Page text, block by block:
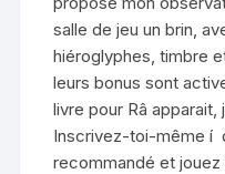
salle de jeu un brin,
hiéroglyphes, timbre
leurs bonus sont
livre pour Râ
Inscrivez-toi-même í
recommandé et